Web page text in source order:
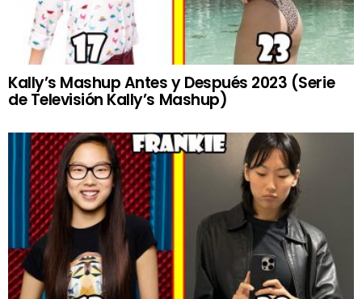
Kally’s Mashup Antes y Después 2023 (Serie
de Televisión Kally’s Mashup)